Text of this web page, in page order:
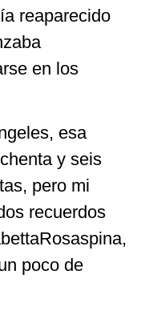
reaparecido
en los
esa
y seis
pero mi
recuerdos
poco de